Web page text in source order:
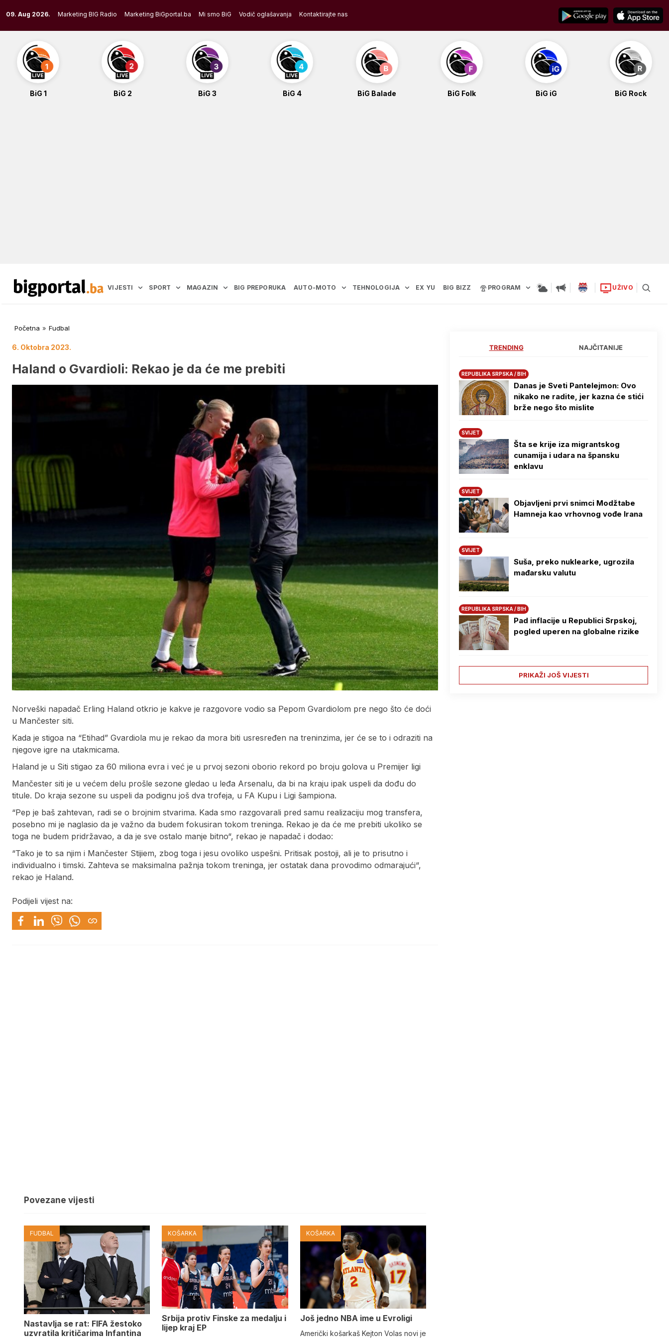
to
content
09. Aug 2026. Marketing BIG Radio Marketing BiGportal.ba Mi smo BiG Vodič oglašavanja Kontaktirajte nas
BiG 1 BiG 2 BiG 3 BiG 4 BiG Balade BiG Folk BiG iG BiG Rock
VIJESTI SPORT MAGAZIN BIG PREPORUKA AUTO-MOTO TEHNOLOGIJA EX YU BIG BIZZ PROGRAM UŽIVO
Početna » Fudbal
6. Oktobra 2023.
Haland o Gvardioli: Rekao je da će me prebiti
Norveški napadač Erling Haland otkrio je kakve je razgovore vodio sa Pepom Gvardiolom pre nego što će doći
u Mančester siti.
Kada je stigoa na “Etihad” Gvardiola mu je rekao da mora biti usresređen na treninzima, jer će se to i odraziti na
njegove igre na utakmicama.
Haland je u Siti stigao za 60 miliona evra i već je u prvoj sezoni oborio rekord po broju golova u Premijer ligi
Mančester siti je u većem delu prošle sezone gledao u leđa Arsenalu, da bi na kraju ipak uspeli da dođu do
titule. Do kraja sezone su uspeli da podignu još dva trofeja, u FA Kupu i Ligi šampiona.
“Pep je baš zahtevan, radi se o brojnim stvarima. Kada smo razgovarali pred samu realizaciju mog transfera,
posebno mi je naglasio da je važno da budem fokusiran tokom treninga. Rekao je da će me prebiti ukoliko se
toga ne budem pridržavao, a da je sve ostalo manje bitno“, rekao je napadač i dodao:
“Tako je to sa njim i Mančester Stijiem, zbog toga i jesu ovoliko uspešni. Pritisak postoji, ali je to prisutno i
individualno i timski. Zahteva se maksimalna pažnja tokom treninga, jer ostatak dana provodimo odmarajući“,
rekao je Haland.
Podijeli vijest na:
Povezane vijesti
FUDBAL
Nastavlja se rat: FIFA žestoko
uzvratila kritičarima Infantina
KOŠARKA
Srbija protiv Finske za medalju i
lijep kraj EP
KOŠARKA
Još jedno NBA ime u Evroligi
Američki košarkaš Kejton Volas novi je
TRENDING NAJČITANIJE
REPUBLIKA SRPSKA / BIH
Danas je Sveti Pantelejmon: Ovo
nikako ne radite, jer kazna će stići
brže nego što mislite
SVIJET
Šta se krije iza migrantskog
cunamija i udara na špansku
enklavu
SVIJET
Objavljeni prvi snimci Modžtabe
Hamneja kao vrhovnog vođe Irana
SVIJET
Suša, preko nuklearke, ugrozila
mađarsku valutu
REPUBLIKA SRPSKA / BIH
Pad inflacije u Republici Srpskoj,
pogled uperen na globalne rizike
PRIKAŽI JOŠ VIJESTI